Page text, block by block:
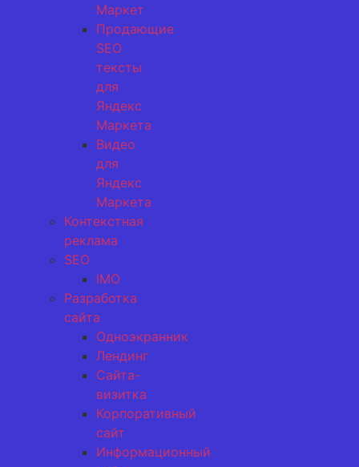
Маркет
Продающие
SEO
тексты
для
Яндекс
Маркета
Видео
для
Яндекс
Маркета
Контекстная
реклама
SEO
IMO
Разработка
сайта
Одноэкранник
Лендинг
Сайта-
визитка
Корпоративный
сайт
Информационный